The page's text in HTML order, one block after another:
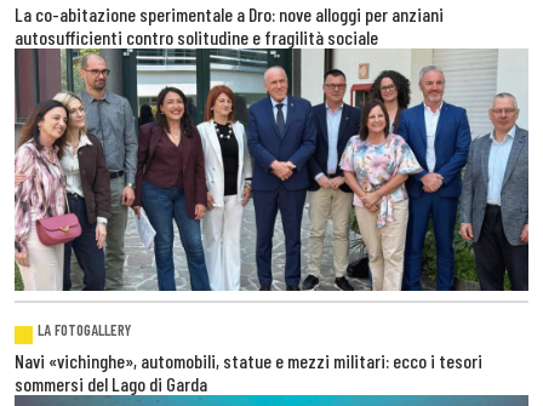
La co-abitazione sperimentale a Dro: nove alloggi per anziani
autosufficienti contro solitudine e fragilità sociale
LA FOTOGALLERY
Navi «vichinghe», automobili, statue e mezzi militari: ecco i tesori
sommersi del Lago di Garda